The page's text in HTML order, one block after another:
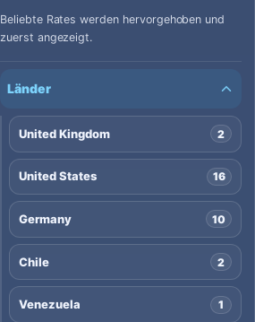
Beliebte Rates werden hervorgehoben und
zuerst angezeigt.
Länder
United Kingdom 2
United States 16
Germany 10
Chile 2
Venezuela 1